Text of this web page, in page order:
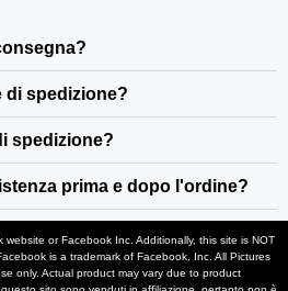
di spedizione?
spedizione?
prima e dopo l'ordine?
or Facebook Inc. Additionally, this site is NOT
is a trademark of Facebook, Inc. All Pictures
only. Actual product may vary due to product